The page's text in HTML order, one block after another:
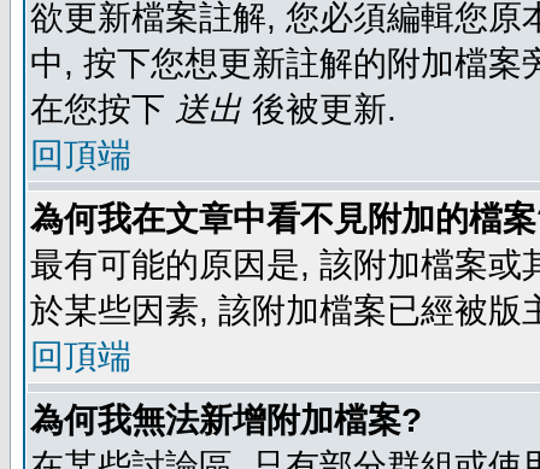
欲更新檔案註解, 您必須編輯您
中, 按下您想更新註解的附加檔案
在您按下 送出 後被更新.
回頂端
為何我在文章中看不見附加的檔
最有可能的原因是, 該附加檔案
於某些因素, 該附加檔案已經被版
回頂端
為何我無法新增附加檔案?